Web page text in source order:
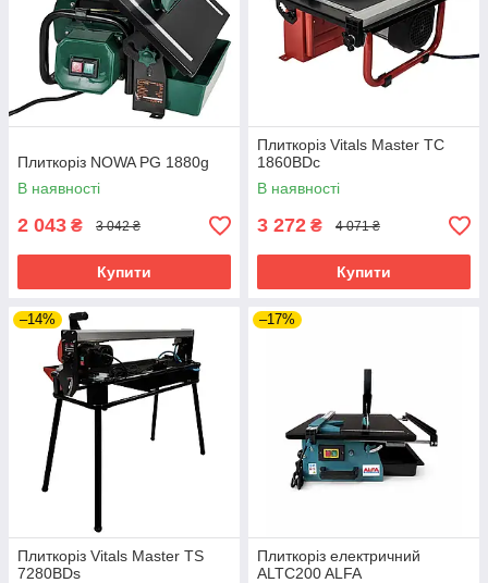
Плиткоріз NOWA PG 1880g
В наявності
2 043 ₴ 3 042 ₴
Купити
Плиткоріз Vitals Master TC
1860BDc
В наявності
3 272 ₴ 4 071 ₴
Купити
–14%
Плиткоріз Vitals Master TS
7280BDs
–17%
Плиткоріз електричний
ALTC200 ALFA